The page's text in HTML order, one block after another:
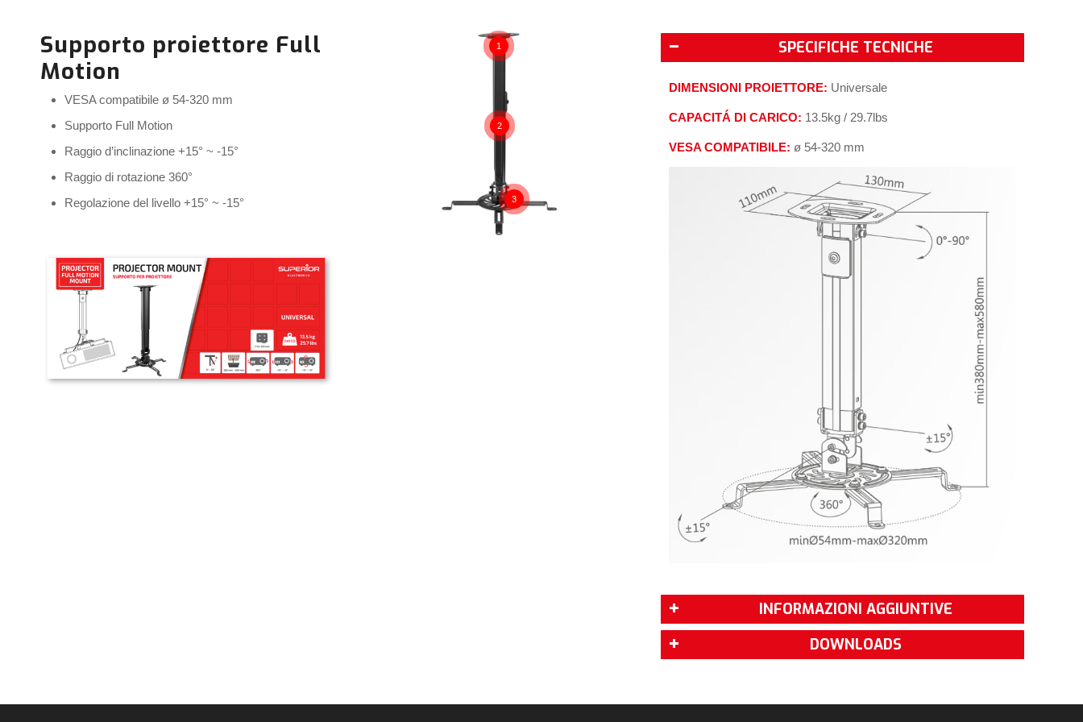
Supporto proiettore Full
Motion
VESA compatibile ø 54-320 mm
Supporto Full Motion
Raggio d’inclinazione +15° ~ -15°
Raggio di rotazione 360°
Regolazione del livello +15° ~ -15°
1
2
3
SPECIFICHE TECNICHE
DIMENSIONI PROIETTORE: Universale
CAPACITÁ DI CARICO: 13.5kg / 29.7lbs
VESA COMPATIBILE: ø 54-320 mm
INFORMAZIONI AGGIUNTIVE
DOWNLOADS